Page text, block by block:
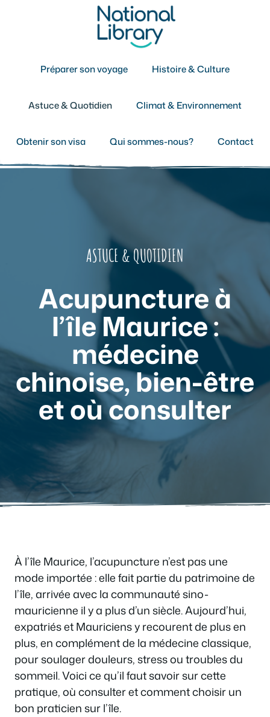
Préparer son voyage Histoire & Culture
Astuce & Quotidien Climat & Environnement
Obtenir son visa Qui sommes-nous? Contact
ASTUCE & QUOTIDIEN
Acupuncture à
l’île Maurice :
médecine
chinoise, bien-être
et où consulter
À l’île Maurice, l’acupuncture n’est pas une
mode importée : elle fait partie du patrimoine de
l’île, arrivée avec la communauté sino-
mauricienne il y a plus d’un siècle. Aujourd’hui,
expatriés et Mauriciens y recourent de plus en
plus, en complément de la médecine classique,
pour soulager douleurs, stress ou troubles du
sommeil. Voici ce qu’il faut savoir sur cette
pratique, où consulter et comment choisir un
bon praticien sur l’île.